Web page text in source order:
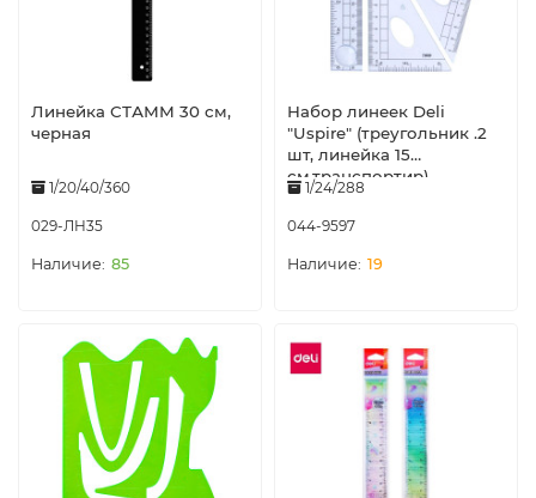
Линейка СТАММ 30 см,
черная
1/20/40/360
029-ЛН35
85
Набор линеек Deli
"Uspire" (треугольник .2
шт, линейка 15
см,транспортир),
прозрачный
1/24/288
044-9597
19